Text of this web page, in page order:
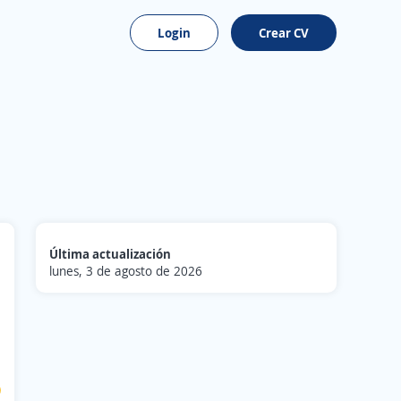
Login Crear CV
Última actualización
lunes, 3 de agosto de 2026